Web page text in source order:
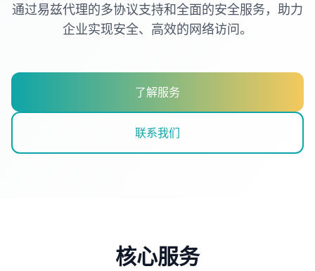
通过易兹代理的多协议支持和全面的安全服务，助力
企业实现安全、高效的网络访问。
了解服务
联系我们
核心服务